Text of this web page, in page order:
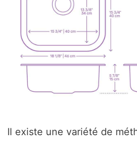
Il existe une variété de